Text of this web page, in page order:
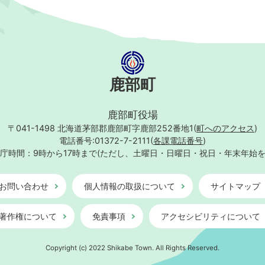
鹿部町
鹿部町役場
〒041-1498 北海道茅部郡鹿部町字鹿部252番地1(町へのアクセス)
電話番号:01372-7-2111(各課電話番号)
時間：9時から17時まで(ただし、土曜日・日曜日・祝日・年末年始
問い合わせ 個人情報の取扱について サイトマップ
作権について 免責事項 アクセシビリティについて
Copyright (c) 2022 Shikabe Town. All Rights Reserved.